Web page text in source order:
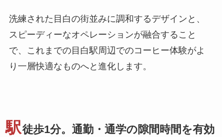
洗練された目白の街並みに調和するデザインと、
スピーディーなオペレーションが融合すること
で、これまでの目白駅周辺でのコーヒー体験がよ
り一層快適なものへと進化します。
駅徒歩1分。通勤・通学の隙間時間を有効